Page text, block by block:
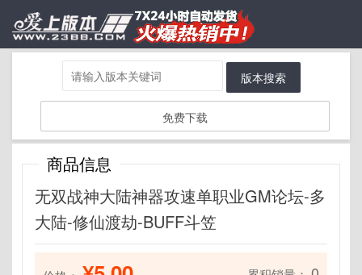
版本搜索
免费下载
商品信息
无双战神大陆神器攻速单职业GM论坛-多
大陆-修仙渡劫-BUFF斗笠